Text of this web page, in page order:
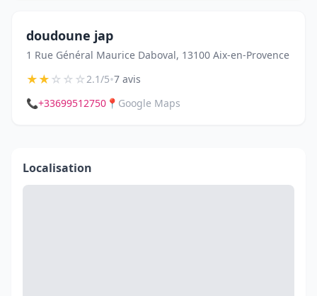
doudoune jap
1 Rue Général Maurice Daboval, 13100 Aix-en-Provence
★★☆☆☆2.1/5•7 avis
📞+33699512750 📍 Google Maps
Localisation